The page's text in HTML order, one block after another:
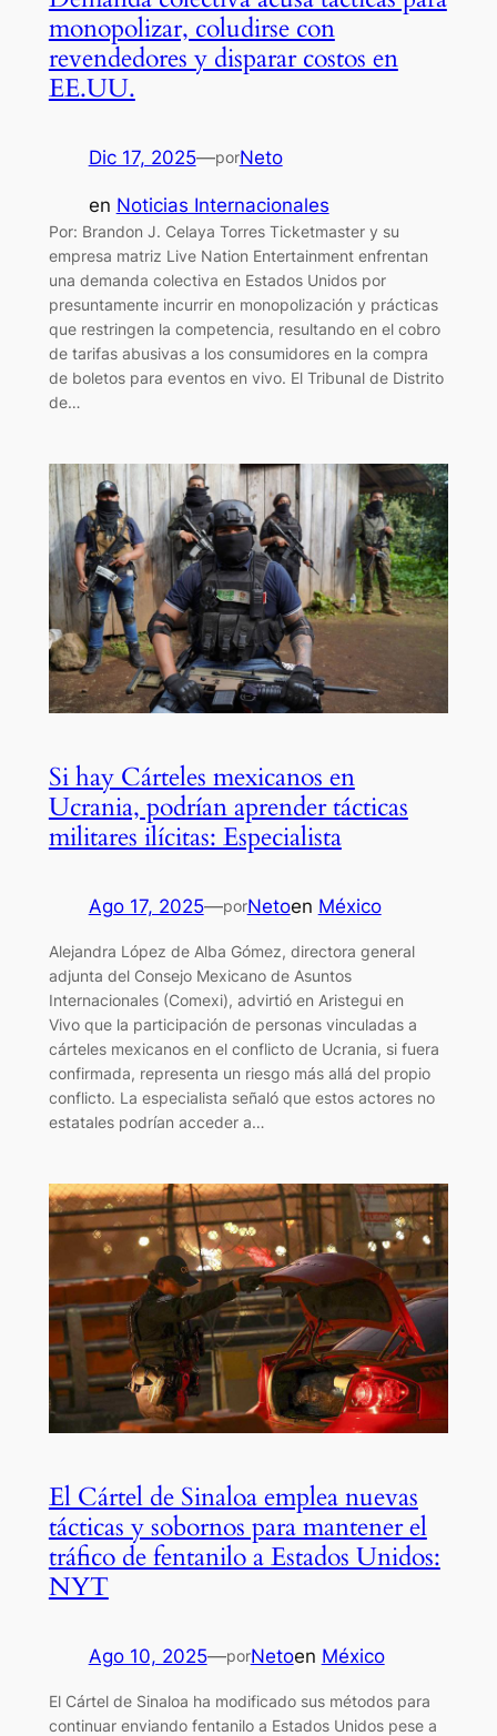
monopolizar, coludirse con
revendedores y disparar costos en
EE.UU.
Dic 17, 2025—porNeto
en Noticias Internacionales
Por: Brandon J. Celaya Torres Ticketmaster y su
empresa matriz Live Nation Entertainment enfrentan
una demanda colectiva en Estados Unidos por
presuntamente incurrir en monopolización y prácticas
que restringen la competencia, resultando en el cobro
de tarifas abusivas a los consumidores en la compra
de boletos para eventos en vivo. El Tribunal de Distrito
de…
Si hay Cárteles mexicanos en
Ucrania, podrían aprender tácticas
militares ilícitas: Especialista
Ago 17, 2025—porNetoen México
Alejandra López de Alba Gómez, directora general
adjunta del Consejo Mexicano de Asuntos
Internacionales (Comexi), advirtió en Aristegui en
Vivo que la participación de personas vinculadas a
cárteles mexicanos en el conflicto de Ucrania, si fuera
confirmada, representa un riesgo más allá del propio
conflicto. La especialista señaló que estos actores no
estatales podrían acceder a…
El Cártel de Sinaloa emplea nuevas
tácticas y sobornos para mantener el
tráfico de fentanilo a Estados Unidos:
NYT
Ago 10, 2025—porNetoen México
El Cártel de Sinaloa ha modificado sus métodos para
continuar enviando fentanilo a Estados Unidos pese a